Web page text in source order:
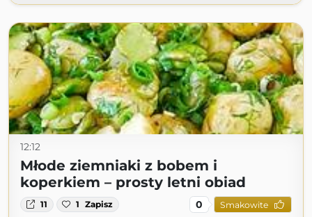
12:12
Młode ziemniaki z bobem i
koperkiem – prosty letni obiad
11 1 Zapisz 0 Smakowite